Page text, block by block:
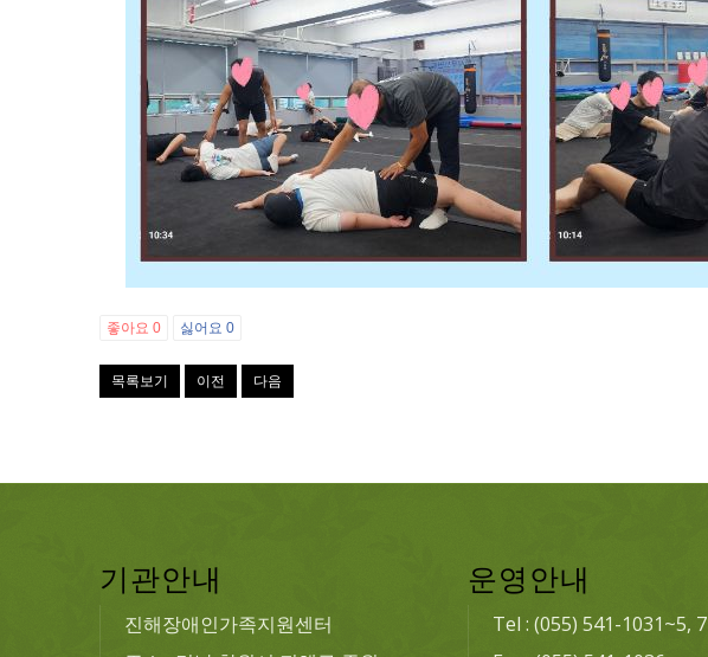
좋아요 0 싫어요 0
목록보기 이전 다음
기관안내
진해장애인가족지원센터
운영안내
Tel : (055) 541-1031~5, 7